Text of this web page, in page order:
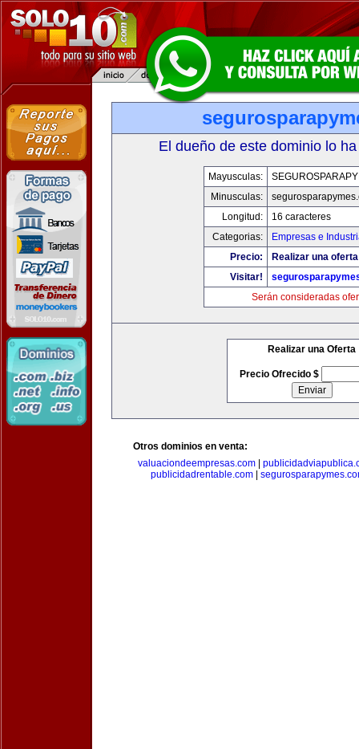
El dueño de este dominio lo
Mayusculas:
Minusculas:
Longitud:
16 caracteres
Categorias:
Empresas e
Precio:
Realizar una
Visitar!
Serán consideradas
Realizar una Oferta
Precio Ofrecido $
Otros dominios en venta:
valuaciondeempresas.com|
publicidadrentable.com